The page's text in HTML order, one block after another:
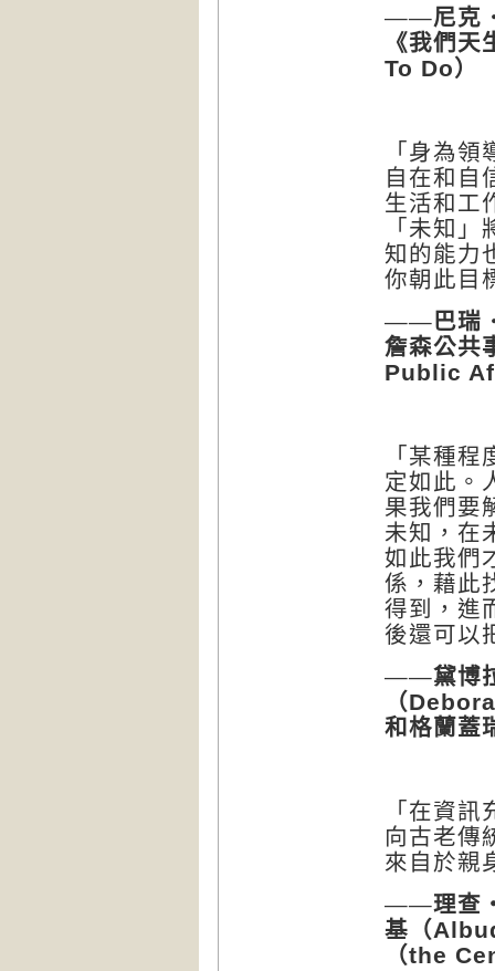
——尼克
《我們
To Do）
「身為
自在和自
生活和工
「未知
知的能力
你朝此目
——巴瑞
詹森公共
Public
「某種
定如此。
果我們要
未知，在
如此我們
係，藉此
得到，進
後還可以
——黛博
（
和格蘭蓋
「在資
向古老傳
來自於親
——理查
基（
（the